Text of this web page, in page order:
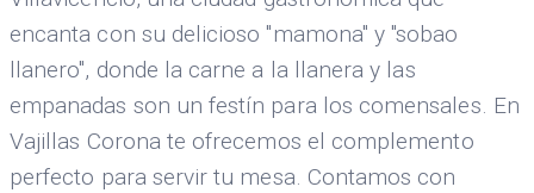
encanta con su delicioso "mamona" y "sobao
llanero", donde la carne a la llanera y las
empanadas son un festín para los comensales. En
Vajillas Corona te ofrecemos el complemento
perfecto para servir tu mesa. Contamos con